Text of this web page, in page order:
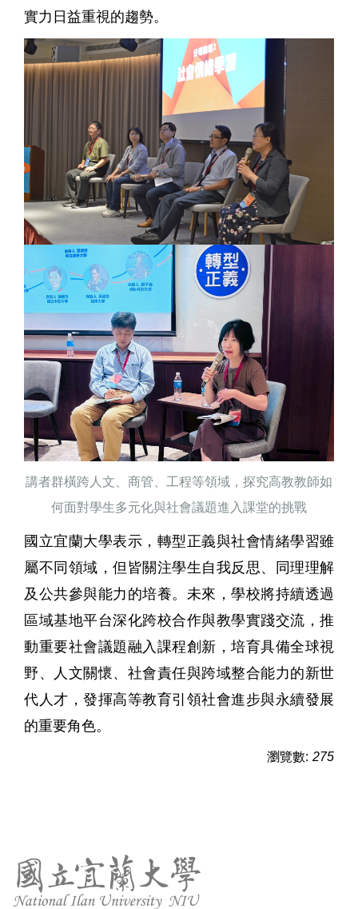
實力日益重視的趨勢。
講者群橫跨人文、商管、工程等領域，探究高教教師如
何面對學生多元化與社會議題進入課堂的挑戰
國立宜蘭大學表示，轉型正義與社會情緒學習雖
屬不同領域，但皆關注學生自我反思、同理理解
及公共參與能力的培養。未來，學校將持續透過
區域基地平台深化跨校合作與教學實踐交流，推
動重要社會議題融入課程創新，培育具備全球視
野、人文關懷、社會責任與跨域整合能力的新世
代人才，發揮高等教育引領社會進步與永續發展
的重要角色。
瀏覽數: 275